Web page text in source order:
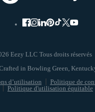
Eezy LLC Tous droits réservés
d’utilisation
Politique de
Politique d'utilisation équitable